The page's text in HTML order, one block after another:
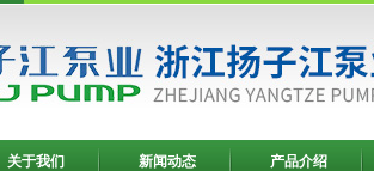
关于我们 新闻动态 产品介绍